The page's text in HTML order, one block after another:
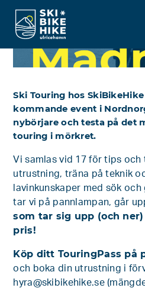
content
Ski Touring hos
kommande event i
nybörjare och testa på det
touring i mörkret.
Vi samlas vid 17 för tips
utrustning, träna på teknik
lavinkunskaper med sök
tar vi på pannlampan, går
som tar sig upp (och
pris!
Köp ditt TouringPass på
och boka din utrustning i
hyra@skibikehike.se